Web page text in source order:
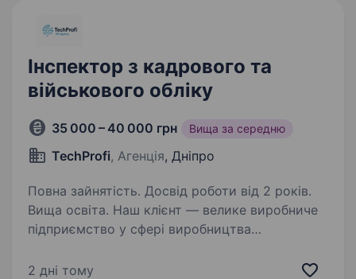
Інспектор з кадрового та
військового обліку
35 000 – 40 000 грн Вища за середню
TechProfi, Агенція, Дніпро
Повна зайнятість. Досвід роботи від 2 років.
Вища освіта. Наш клієнт — велике виробниче
підприємство у сфері виробництва
стабільну позицію на ринку, системну
2 дні тому